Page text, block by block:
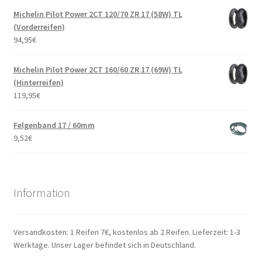
Michelin Pilot Power 2CT 120/70 ZR 17 (58W) TL
(Vorderreifen)
94,95€
Michelin Pilot Power 2CT 160/60 ZR 17 (69W) TL
(Hinterreifen)
119,95€
Felgenband 17 / 60mm
9,52€
Information
Versandkosten: 1 Reifen 7€, kostenlos ab 2 Reifen. Lieferzeit: 1-3
Werktage. Unser Lager befindet sich in Deutschland.